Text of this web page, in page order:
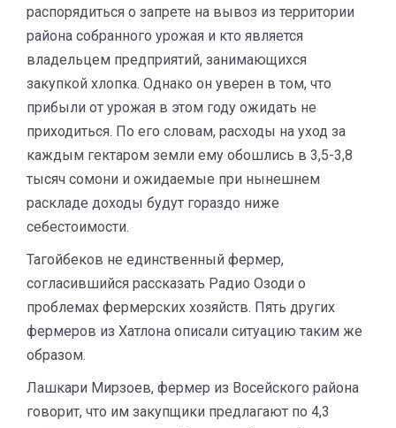
распорядиться о запрете на вывоз из территории
района собранного урожая и кто является
владельцем предприятий, занимающихся
закупкой хлопка. Однако он уверен в том, что
прибыли от урожая в этом году ожидать не
приходиться. По его словам, расходы на уход за
каждым гектаром земли ему обошлись в 3,5-3,8
тысяч сомони и ожидаемые при нынешнем
раскладе доходы будут гораздо ниже
себестоимости.
Тагойбеков не единственный фермер,
согласившийся рассказать Радио Озоди о
проблемах фермерских хозяйств. Пять других
фермеров из Хатлона описали ситуацию таким же
образом.
Лашкари Мирзоев, фермер из Восейского района
говорит, что им закупщики предлагают по 4,3